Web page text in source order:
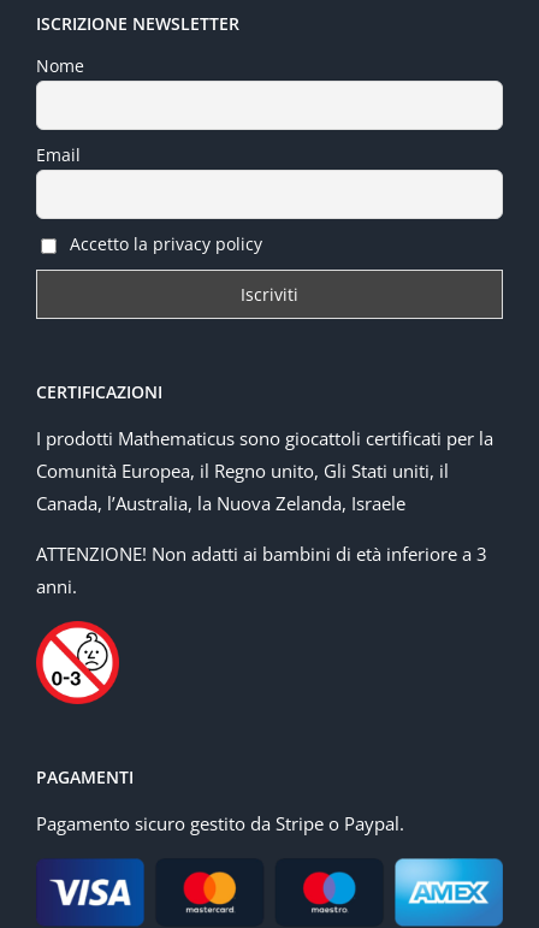
ISCRIZIONE NEWSLETTER
Nome
Email
Accetto la privacy policy
CERTIFICAZIONI
I prodotti Mathematicus sono giocattoli certificati per la
Comunità Europea, il Regno unito, Gli Stati uniti, il
Canada, l’Australia, la Nuova Zelanda, Israele
ATTENZIONE! Non adatti ai bambini di età inferiore a 3
anni.
PAGAMENTI
Pagamento sicuro gestito da Stripe o Paypal.